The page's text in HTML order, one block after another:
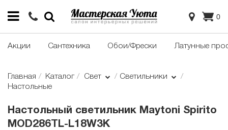
0
Акции Сантехника Обои/Фрески Латунные
Главная Каталог Свет
Светильники
Настольные
Настольный светильник Maytoni Spirito
MOD286TL-L18W3K